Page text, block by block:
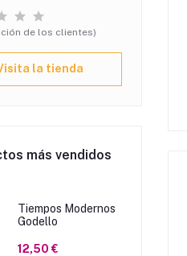
de los clientes)
la tienda
más vendidos
Tiempos Modernos
Godello
12,50 €